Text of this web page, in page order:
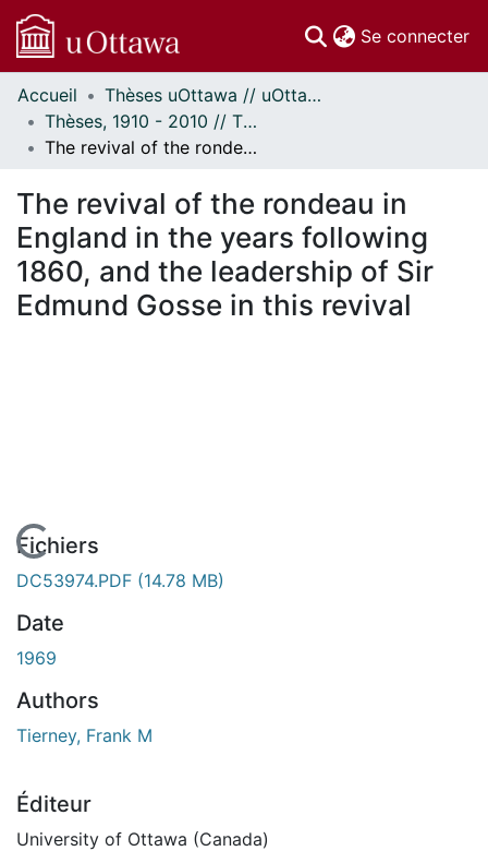
Se connecter
Communautés
et collections
Parcourir
À propos
Accueil
Thèses uOttawa // uOttawa Theses
Thèses, 1910 - 2010 // Theses, 1910 - 2010
The revival of the rondeau in England in the years following 1860, and the leadership of Sir Edmund Gosse in this revival
The revival of the rondeau in
England in the years following
1860, and the leadership of Sir
Edmund Gosse in this revival
En cours de chargement...
Fichiers
DC53974.PDF (14.78 MB)
Date
1969
Authors
Tierney, Frank M
Éditeur
University of Ottawa (Canada)